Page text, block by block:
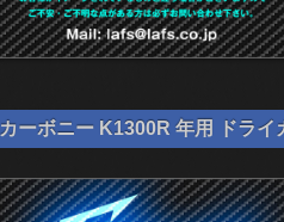
カーボニー K1300R 年用 ドラ